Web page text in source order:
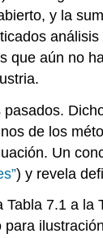
y la
aún no
de los
Un
) y revela
7.1 a